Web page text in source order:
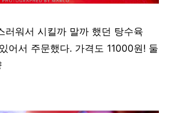
러워서 시킬까 말까 했던 탕수육
어서 주문했다. 가격도 11000원! 둘